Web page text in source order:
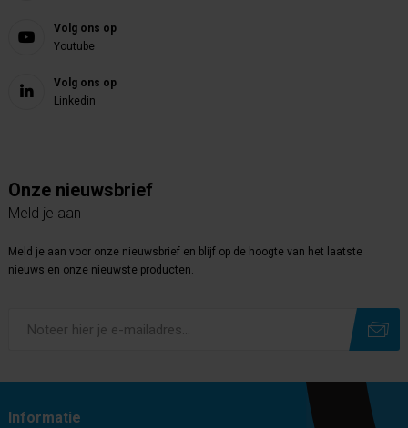
Volg ons op
Youtube
Volg ons op
Linkedin
Onze nieuwsbrief
Meld je aan
Meld je aan voor onze nieuwsbrief en blijf op de hoogte van het laatste
nieuws en onze nieuwste producten.
Informatie